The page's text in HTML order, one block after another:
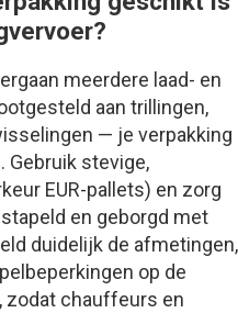
meerdere laad- en
aan trillingen,
— je verpakking
Gebruik stevige,
EUR-pallets) en zorg
en geborgd met
duidelijk de afmetingen,
op de
zodat chauffeurs en